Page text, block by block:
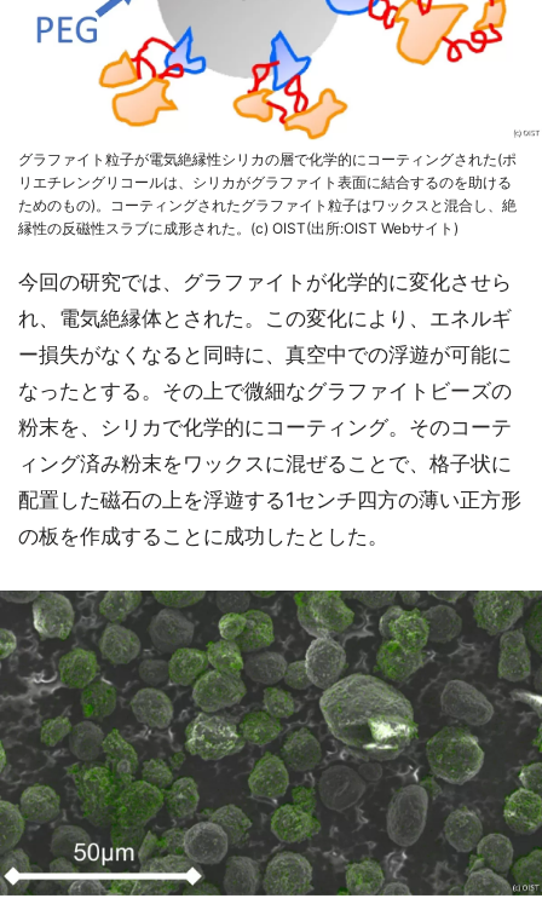
グラファイト粒子が電気絶縁性シリカの層で化学的にコーティングされた(ポ
リエチレングリコールは、シリカがグラファイト表面に結合するのを助ける
ためのもの)。コーティングされたグラファイト粒子はワックスと混合し、絶
縁性の反磁性スラブに成形された。(c) OIST(出所:OIST Webサイト)
今回の研究では、グラファイトが化学的に変化させら
れ、電気絶縁体とされた。この変化により、エネルギ
ー損失がなくなると同時に、真空中での浮遊が可能に
なったとする。その上で微細なグラファイトビーズの
粉末を、シリカで化学的にコーティング。そのコーテ
ィング済み粉末をワックスに混ぜることで、格子状に
配置した磁石の上を浮遊する1センチ四方の薄い正方形
の板を作成することに成功したとした。